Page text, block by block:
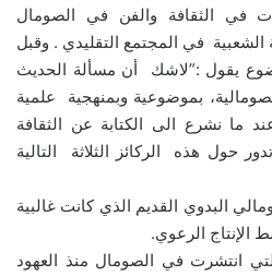
في الثقافة والفن في الصومال
الشعبية في المجتمع التقليدي . وقبل
يقول :”لاشك أن مسألة الحديث
بموضوعية وبمنهجية علمية
ما نشرع الى الكتابة عن الثقافة
حول هذه الركائز الثلاثة التالية
البدوي القديم الذي كانت غالبية
الإنتاج الرعوي.
التي انتشرت في الصومال منذ العهود